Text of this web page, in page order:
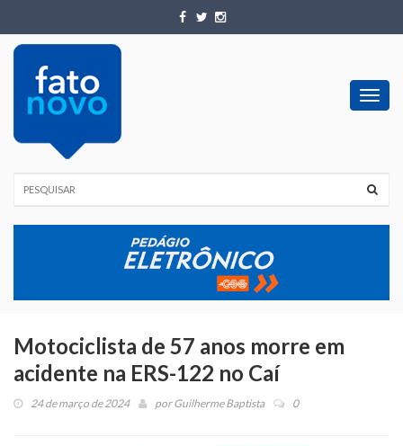
Motociclista de 57 anos morre em
acidente na ERS-122 no Caí
24 de março de 2024 porGuilherme Baptista 0